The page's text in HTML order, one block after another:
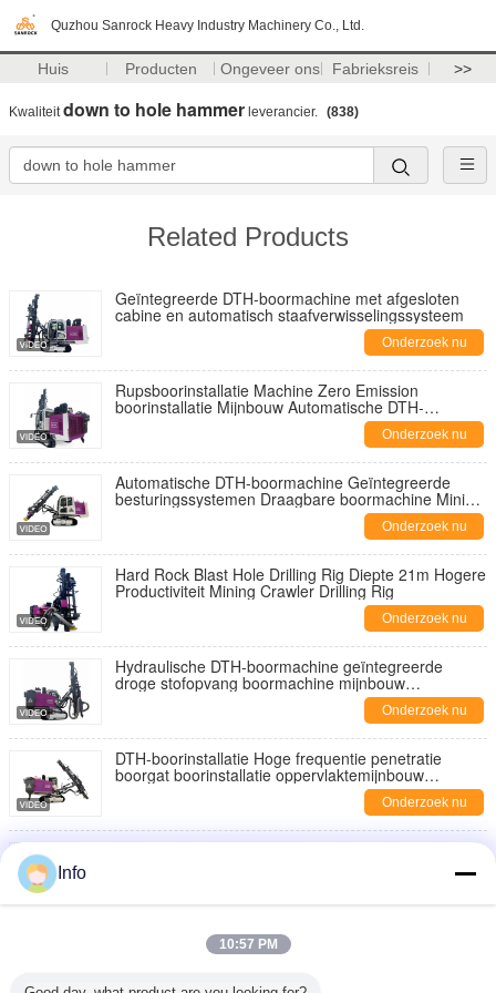
Quzhou Sanrock Heavy Industry Machinery Co., Ltd.
Huis Producten Ongeveer ons Fabrieksreis >>
Kwaliteitdown to hole hammer leverancier. (838)
Related Products
Geïntegreerde DTH-boormachine met afgesloten
cabine en automatisch staafverwisselingssysteem
Onderzoek nu
Rupsboorinstallatie Machine Zero Emission
boorinstallatie Mijnbouw Automatische DTH-
Onderzoek nu
Automatische DTH-boormachine Geïntegreerde
besturingssystemen Draagbare boormachine Mining
Onderzoek nu
Hard Rock Blast Hole Drilling Rig Diepte 21m Hogere
Productiviteit Mining Crawler Drilling Rig
Onderzoek nu
Hydraulische DTH-boormachine geïntegreerde
droge stofopvang boormachine mijnbouw
Onderzoek nu
DTH-boorinstallatie Hoge frequentie penetratie
boorgat boorinstallatie oppervlaktemijnbouw
Onderzoek nu
Compact cabine ontwerp Crawler boormachine High
Mijnbouwboormachine Automatische boormachine
voor het vervangen van staven Dieselmotor
Info
10:57 PM